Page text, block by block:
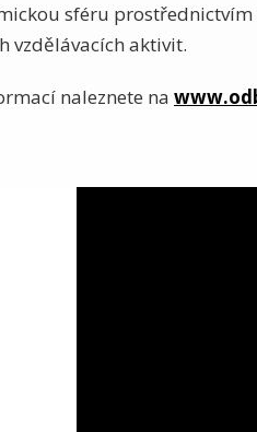
sféru
vzdělávacích aktivit.
naleznete na